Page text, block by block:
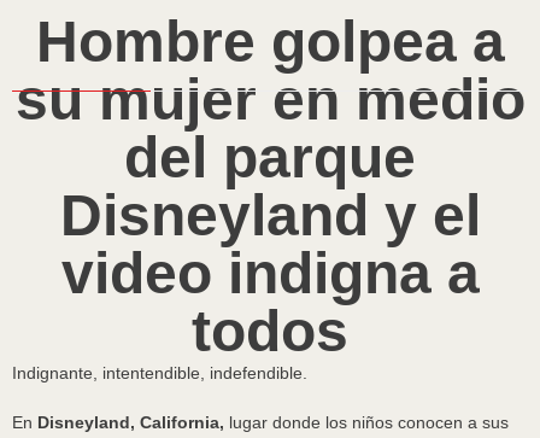
Hombre golpea a
su mujer en medio
del parque
Disneyland y el
video indigna a
todos
Indignante, intentendible, indefendible.
En Disneyland, California, lugar donde los niños conocen a sus